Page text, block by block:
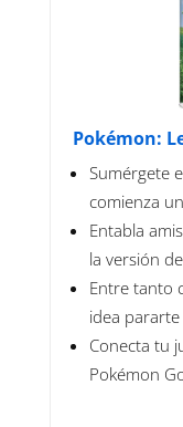
Pokémon:
Sumérgete
comienza
Entabla
la versión
Entre tanto
idea pararte
Conecta tu
Pokémon